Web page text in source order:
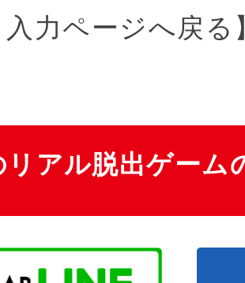
力ページへ戻る
リアル脱出ゲーム